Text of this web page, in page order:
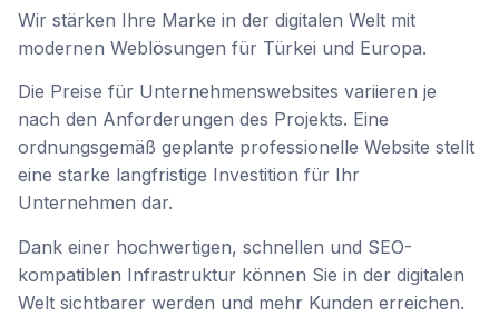
Wir stärken Ihre Marke in der digitalen Welt mit
modernen Weblösungen für Türkei und Europa.
Die Preise für Unternehmenswebsites variieren je
nach den Anforderungen des Projekts. Eine
ordnungsgemäß geplante professionelle Website stellt
eine starke langfristige Investition für Ihr
Unternehmen dar.
Dank einer hochwertigen, schnellen und SEO-
kompatiblen Infrastruktur können Sie in der digitalen
Welt sichtbarer werden und mehr Kunden erreichen.